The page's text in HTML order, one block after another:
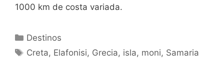
1000 km de costa variada.
Categorías
Destinos
Etiquetas
Creta, Elafonisi, Grecia, isla, moni, Samaria